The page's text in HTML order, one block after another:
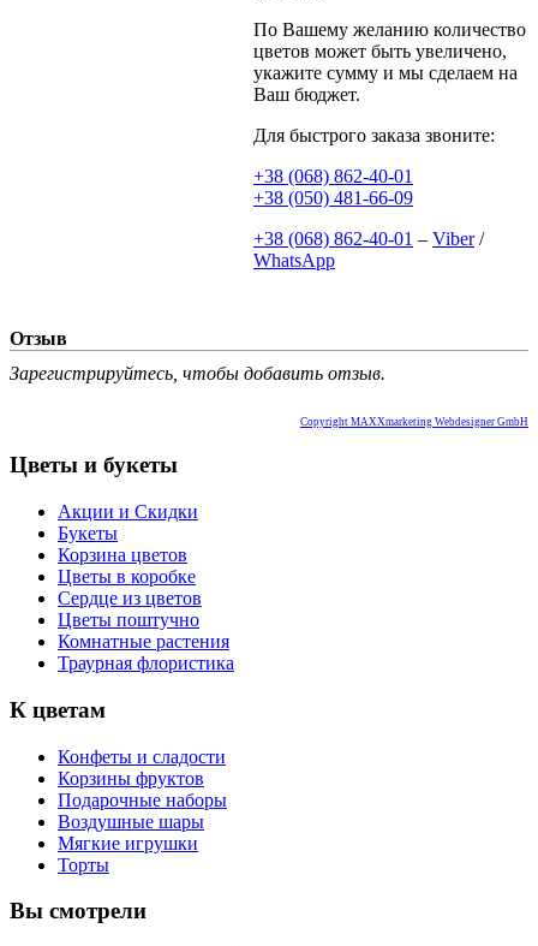
По Вашему желанию количество
цветов может быть увеличено,
укажите сумму и мы сделаем на
Ваш бюджет.
Для быстрого заказа звоните:
+38 (068) 862-40-01
+38 (050) 481-66-09
+38 (068) 862-40-01 – Viber/
WhatsApp
Отзыв
Зарегистрируйтесь, чтобы добавить отзыв.
Copyright MAXXmarketing Webdesigner GmbH
Цветы и букеты
Акции и Скидки
Букеты
Корзина цветов
Цветы в коробке
Сердце из цветов
Цветы поштучно
Комнатные растения
Траурная флористика
К цветам
Конфеты и сладости
Корзины фруктов
Подарочные наборы
Воздушные шары
Мягкие игрушки
Торты
Вы смотрели